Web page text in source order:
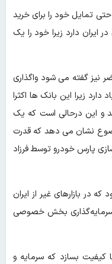
تمایل خود را برای خرید
ایران دارد زیرا خود را یک
نیز گفته می شود واگذاری
زیرا این بانک ها اکثرا
و این درحالی است که یک
نشان می دهد که قدرت
پارس خودرو توسط فرزاد
در بازارهای غیر از ایران
سرمایه‌گذاری بخش خصوصی
کیفیت بسازد که سرمایه و